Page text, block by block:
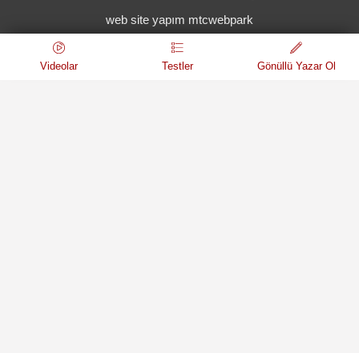
web site yapım mtcwebpark
Videolar Testler Gönüllü Yazar Ol